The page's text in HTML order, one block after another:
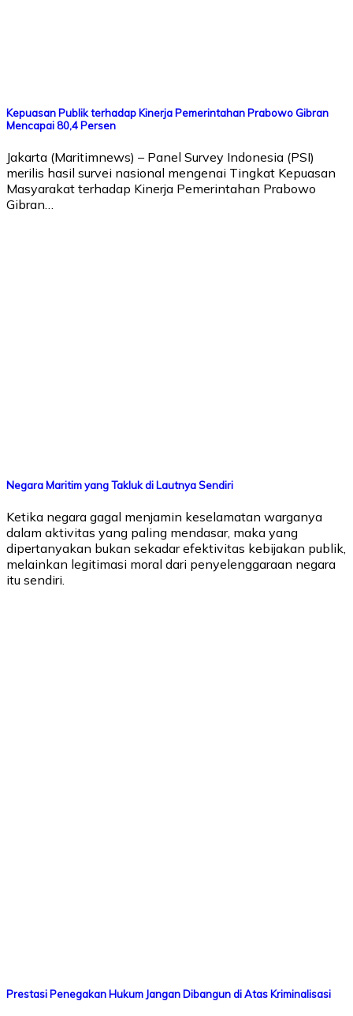
Kepuasan Publik terhadap Kinerja Pemerintahan Prabowo Gibran
Mencapai 80,4 Persen
Jakarta (Maritimnews) – Panel Survey Indonesia (PSI)
merilis hasil survei nasional mengenai Tingkat Kepuasan
Masyarakat terhadap Kinerja Pemerintahan Prabowo
Gibran…
Negara Maritim yang Takluk di Lautnya Sendiri
Ketika negara gagal menjamin keselamatan warganya
dalam aktivitas yang paling mendasar, maka yang
dipertanyakan bukan sekadar efektivitas kebijakan publik,
melainkan legitimasi moral dari penyelenggaraan negara
itu sendiri.
Prestasi Penegakan Hukum Jangan Dibangun di Atas Kriminalisasi